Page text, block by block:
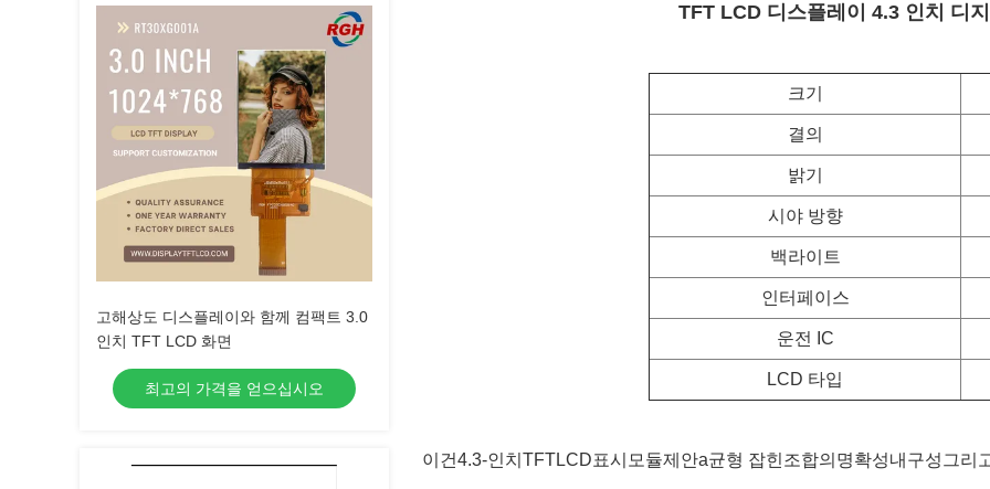
고해상도 디스플레이와 함께 컴팩트 3.0
인치 TFT LCD 화면
최고의 가격을 얻으십시오
TFT LCD 디스플레이 4.3 인치 디
크기
결의
밝기
시야 방향
백라이트
인터페이스
운전 IC
LCD 타입
이건4.3-인치 TFTLCD표시 모듈제안a균형 잡힌 조합의 명확성내구성 그리